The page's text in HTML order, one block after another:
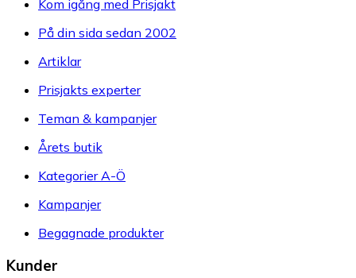
Kom igång med Prisjakt
På din sida sedan 2002
Artiklar
Prisjakts experter
Teman & kampanjer
Årets butik
Kategorier A-Ö
Kampanjer
Begagnade produkter
Kunder